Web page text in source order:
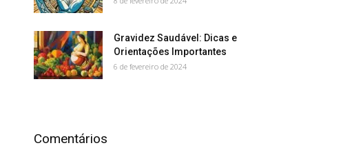
Gravidez Saudável: Dicas e
Orientações Importantes
6 de fevereiro de 2024
Comentários